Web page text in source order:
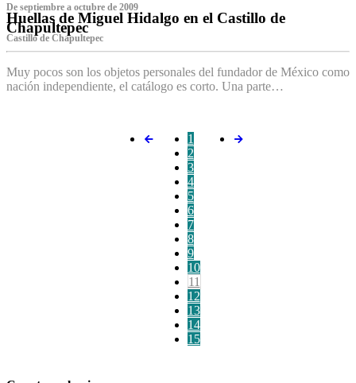
De septiembre a octubre de 2009
Huellas de Miguel Hidalgo en el Castillo de
Chapultepec
Castillo de Chapultepec
Muy pocos son los objetos personales del fundador de México como
nación independiente, el catálogo es corto. Una parte…
1
2
3
4
5
6
7
8
9
10
11
12
13
14
15